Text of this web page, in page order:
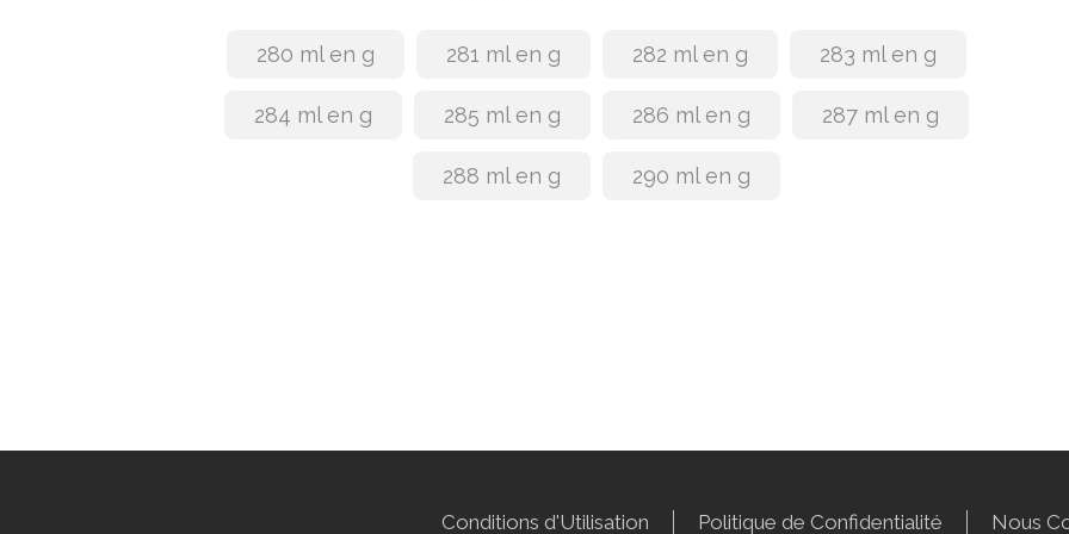
280 ml en g 281 ml en g 282 ml en g 283 ml en g
284 ml en g 285 ml en g 286 ml en g 287 ml en g
288 ml en g 290 ml en g
Conditions d'Utilisation Politique de Confidentialité Nous